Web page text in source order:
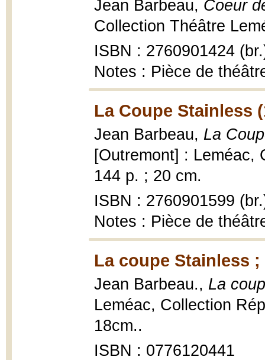
Jean Barbeau, Coeur
Collection Théâtre
ISBN : 2760901424
Notes : Pièce de
La Coupe Stainless
Jean Barbeau, La
[Outremont] : Leméac,
144 p. ; 20 cm.
ISBN : 2760901599
Notes : Pièce de
La coupe Stainless ;
Jean Barbeau., La
Leméac, Collection
18cm..
ISBN : 0776120441